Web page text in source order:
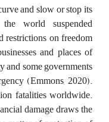
and slow or stop its
the world suspended
restrictions on freedom
and places of
some governments
(Emmons, 2020).
fatalities worldwide.
damage draws the